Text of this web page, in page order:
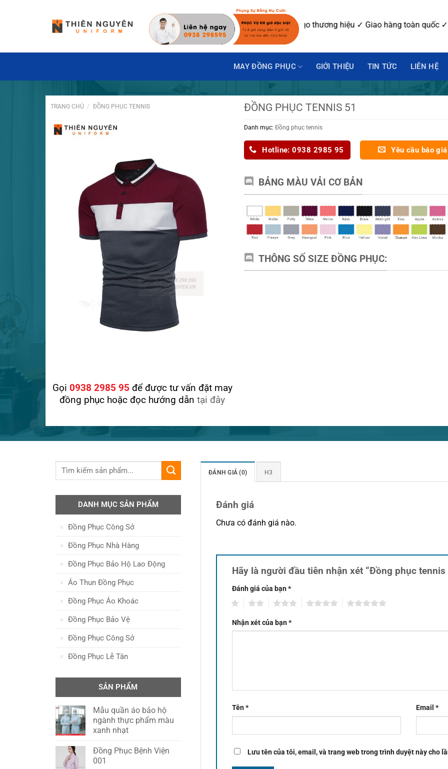
Đặt hàng hôm nay ✓ Miễn phí thiết kế may mẫu ✓ In-Thêu logo thương hiệu ✓ Giao hàng toàn quốc ✓ Số
MAY ĐỒNG PHỤC GIỚI THIỆU TIN TỨC LIÊN HỆ
TRANG CHỦ / ĐỒNG PHỤC TENNIS ĐỒNG PHỤC TENNIS 51
Gọi 0938 2985 95 để được tư vấn đặt may
đồng phục hoặc đọc hướng dẫn tại đây
Danh mục:Đồng phục tennis
Hotline: 0938 2985 95 Yêu cầu báo giá
BẢNG MÀU VẢI CƠ BẢN
THÔNG SỐ SIZE ĐỒNG PHỤC:
DANH MỤC SẢN PHẨM
Đồng Phục Công Sở
Đồng Phục Nhà Hàng
Đồng Phục Bảo Hộ Lao Động
Áo Thun Đồng Phục
Đồng Phục Áo Khoác
Đồng Phục Bảo Vệ
Đồng Phục Công Sở
Đồng Phục Lễ Tân
SẢN PHẨM
Mẫu quần áo bảo hộ
ngành thực phẩm màu
xanh nhạt
Đồng Phục Bệnh Viện
001
ĐÁNH GIÁ (0) H3
Đánh giá
Chưa có đánh giá nào.
Hãy là người đầu tiên nhận xét “Đồng phục
Đánh giá của bạn*
Nhận xét của bạn*
Tên* Email*
Lưu tên của tôi, email, và trang web trong trình duyệt này cho